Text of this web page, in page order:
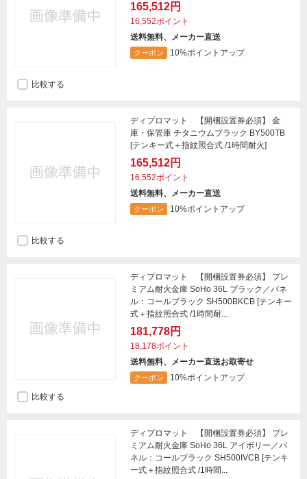
165,512円
16,552ポイント
送料無料、メーカー直送
クーポン 10%ポイントアップ
比較する
ディプロマット 【開梱設置券必須】 金
庫・保管庫 チタニウムブラック BY500TB
[テンキー式＋指紋照合式 /1時間耐火]
165,512円
16,552ポイント
送料無料、メーカー直送
クーポン 10%ポイントアップ
比較する
ディプロマット 【開梱設置券必須】 プレ
ミアム耐火金庫 SoHo 36L ブラック／パネ
ル：コールブラック SH500BKCB [テンキー
式＋指紋照合式 /1時間耐...
181,778円
18,178ポイント
送料無料、メーカー直送お取寄せ
クーポン
10%ポイントアップ
比較する
ディプロマット 【開梱設置券必須】 プレ
ミアム耐火金庫 SoHo 36L アイボリー／パ
ネル：コールブラック SH500IVCB [テンキ
ー式＋指紋照合式 /1時間...